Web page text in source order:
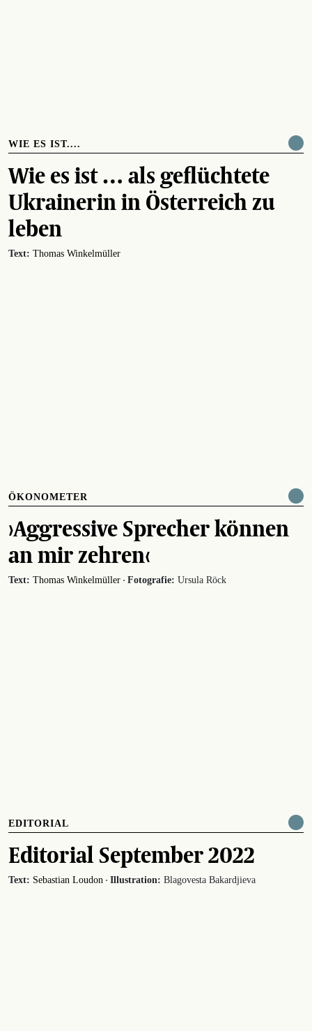
WIE ES IST....
Wie es ist … als geflüchtete
Ukrainerin in Österreich zu
leben
Text: Thomas Winkelmüller
ÖKONOMETER
›Aggressive Sprecher können
an mir zehren‹
Text: Thomas Winkelmüller · Fotografie: Ursula Röck
EDITORIAL
Editorial September 2022
Text: Sebastian Loudon · Illustration: Blagovesta Bakardjieva